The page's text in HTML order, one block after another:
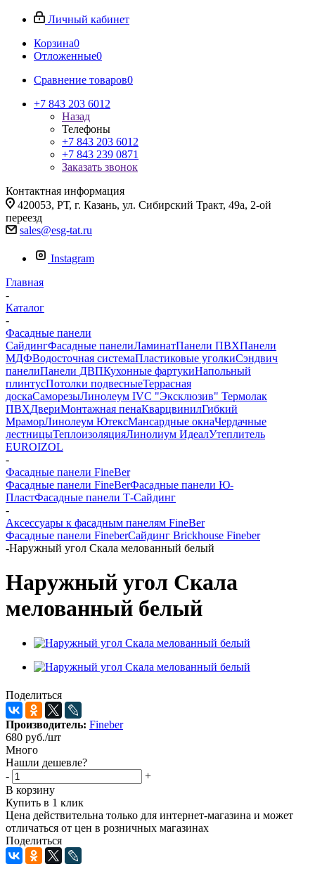
Личный кабинет
Корзина0
Отложенные0
Сравнение товаров0
+7 843 203 6012
Назад
Телефоны
+7 843 203 6012
+7 843 239 0871
Заказать звонок
Контактная информация
420053, РТ, г. Казань, ул. Сибирский Тракт, 49а, 2-ой
переезд
sales@esg-tat.ru
Instagram
Главная
-
Каталог
-
Фасадные панели
СайдингФасадные панелиЛаминатПанели ПВХПанели
МДФВодосточная системаПластиковые уголкиСэндвич
панелиПанели ДВПКухонные фартукиНапольный
плинтусПотолки подвесныеТеррасная
доскаСаморезыЛинолеум IVC "Эксклюзив" Термолак
ПВХДвериМонтажная пенаКварцвинилГибкий
МраморЛинолеум ЮтексМансардные окнаЧердачные
лестницыТеплоизоляцияЛинолиум ИдеалУтеплитель
EUROIZOL
-
Фасадные панели FineBer
Фасадные панели FineBerФасадные панели Ю-
ПластФасадные панели Т-Сайдинг
-
Аксессуары к фасадным панелям FineBer
Фасадные панели FineberСайдинг Brickhouse Fineber
-Наружный угол Скала мелованный белый
Наружный угол Скала
мелованный белый
Поделиться
Производитель: Fineber
680 руб./шт
Много
Нашли дешевле?
-
+
В корзину
Купить в 1 клик
Цена действительна только для интернет-магазина и может
отличаться от цен в розничных магазинах
Поделиться